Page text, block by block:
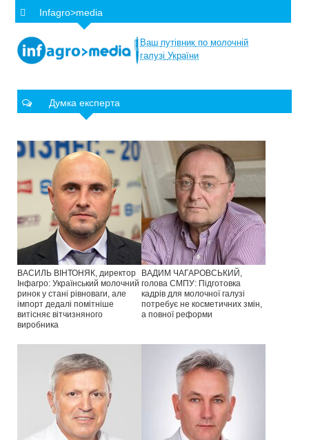
Infagro>media
Ваш путівник по молочній
галузі України
Думка експерта
ВАСИЛЬ ВІНТОНЯК, директор
Інфагро: Український молочний
ринок у стані рівноваги, але
імпорт дедалі помітніше
витісняє вітчизняного
виробника
ВАДИМ ЧАГАРОВСЬКИЙ,
голова СМПУ: Підготовка
кадрів для молочної галузі
потребує не косметичних змін,
а повної реформи